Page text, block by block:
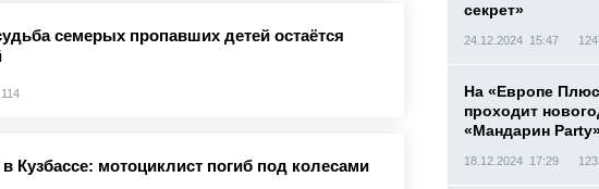
семерых пропавших детей остаётся
114
Кузбассе: мотоциклист погиб под колесами
секрет»
24.12.2024 15:47
На «Европе
проходит
«Мандарин
18.12.2024 17:29